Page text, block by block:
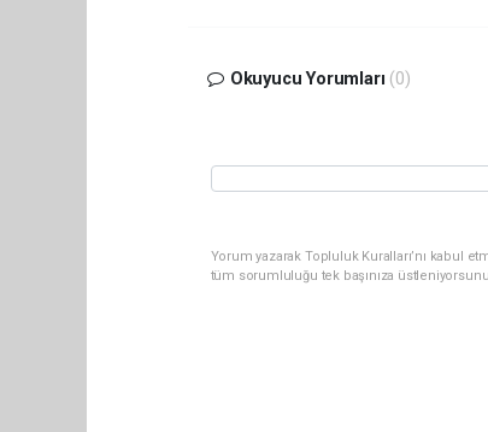
Okuyucu Yorumları (0)
Yorum yazarak Topluluk Kuralları’nı kabul
tüm sorumluluğu tek başınıza